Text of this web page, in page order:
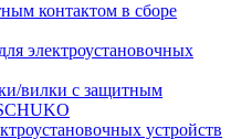
контактом в сборе
электроустановочных
вилки с защитным